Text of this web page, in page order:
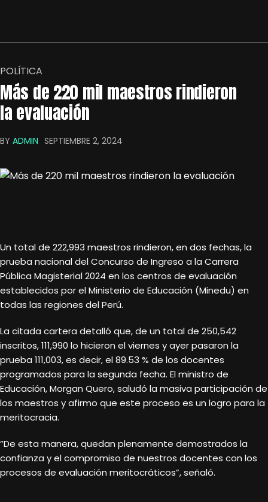
POLÍTICA
Más de 220 mil maestros rindieron
la evaluación
BY ADMIN SEPTIEMBRE 2, 2024
Un total de 222,993 maestros rindieron, en dos fechas, la
prueba nacional del Concurso de Ingreso a la Carrera
Pública Magisterial 2024 en los centros de evaluación
establecidos por el Ministerio de Educación (Minedu) en
todas las regiones del Perú.
La citada cartera detalló que, de un total de 250,542
inscritos, 111,990 lo hicieron el viernes y ayer pasaron la
prueba 111,003, es decir, el 89.53 % de los docentes
programados para la segunda fecha. El ministro de
Educación, Morgan Quero, saludó la masiva participación de
los maestros y afirmo que este proceso es un logro para la
meritocracia.
“De esta manera, quedan plenamente demostrados la
confianza y el compromiso de nuestros docentes con los
procesos de evaluación meritocráticos”, señaló.